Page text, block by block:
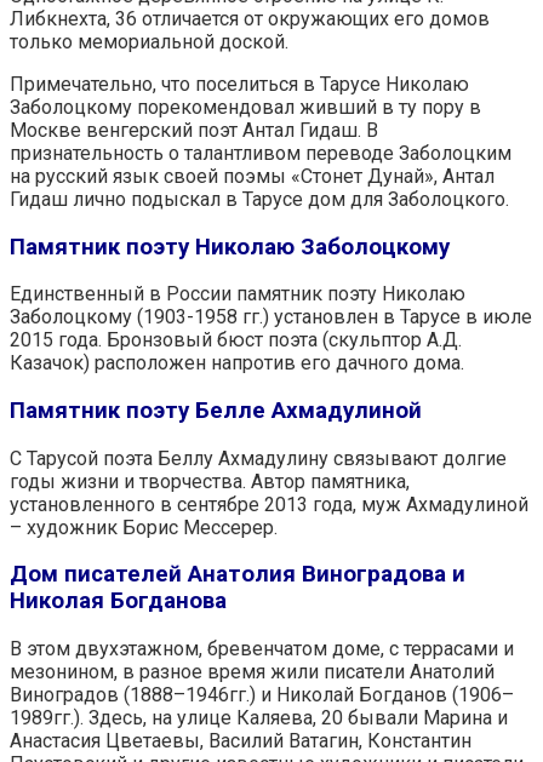
Либкнехта, 36 отличается от окружающих его домов
только мемориальной доской.
Примечательно, что поселиться в Тарусе Николаю
Заболоцкому порекомендовал живший в ту пору в
Москве венгерский поэт Антал Гидаш. В
признательность о талантливом переводе Заболоцким
на русский язык своей поэмы «Стонет Дунай», Антал
Гидаш лично подыскал в Тарусе дом для Заболоцкого.
Памятник поэту Николаю Заболоцкому
Единственный в России памятник поэту Николаю
Заболоцкому (1903-1958 гг.) установлен в Тарусе в июле
2015 года. Бронзовый бюст поэта (скульптор А.Д.
Казачок) расположен напротив его дачного дома.
Памятник поэту Белле Ахмадулиной
С Тарусой поэта Беллу Ахмадулину связывают долгие
годы жизни и творчества. Автор памятника,
установленного в сентябре 2013 года, муж Ахмадулиной
– художник Борис Мессерер.
Дом писателей Анатолия Виноградова и
Николая Богданова
В этом двухэтажном, бревенчатом доме, с террасами и
мезонином, в разное время жили писатели Анатолий
Виноградов (1888–1946гг.) и Николай Богданов (1906–
1989гг.). Здесь, на улице Каляева, 20 бывали Марина и
Анастасия Цветаевы, Василий Ватагин, Константин